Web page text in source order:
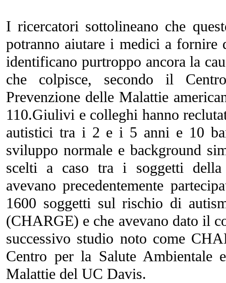
I ricercatori sottolineano che
potranno aiutare i medici a fornire
identificano purtroppo ancora la
che colpisce, secondo il
Prevenzione delle Malattie
110.Giulivi e colleghi hanno
autistici tra i 2 e i 5 anni e 10
sviluppo normale e background
scelti a caso tra i soggetti
avevano precedentemente
1600 soggetti sul rischio di
(CHARGE) e che avevano dato il
successivo studio noto come
Centro per la Salute Ambientale
Malattie del UC Davis.